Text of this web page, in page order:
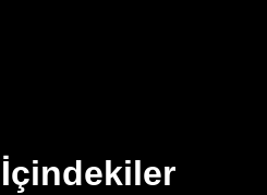
İçindekiler